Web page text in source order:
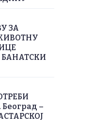
ЗА
БАНАТСКИ
–